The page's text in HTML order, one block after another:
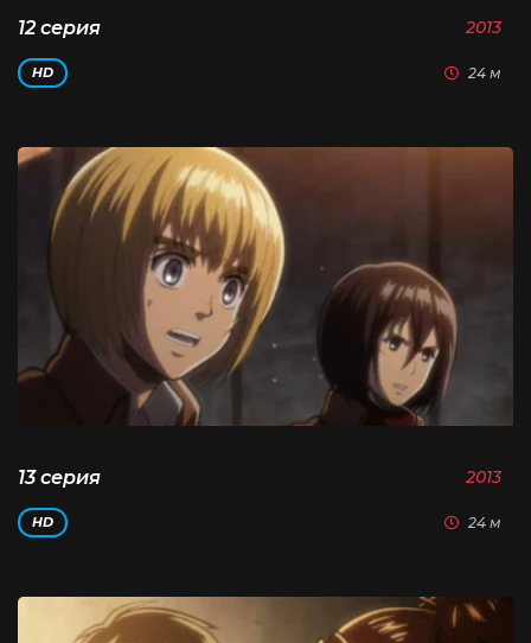
12 серия 2013
HD 24 м
13 серия 2013
HD 24 м